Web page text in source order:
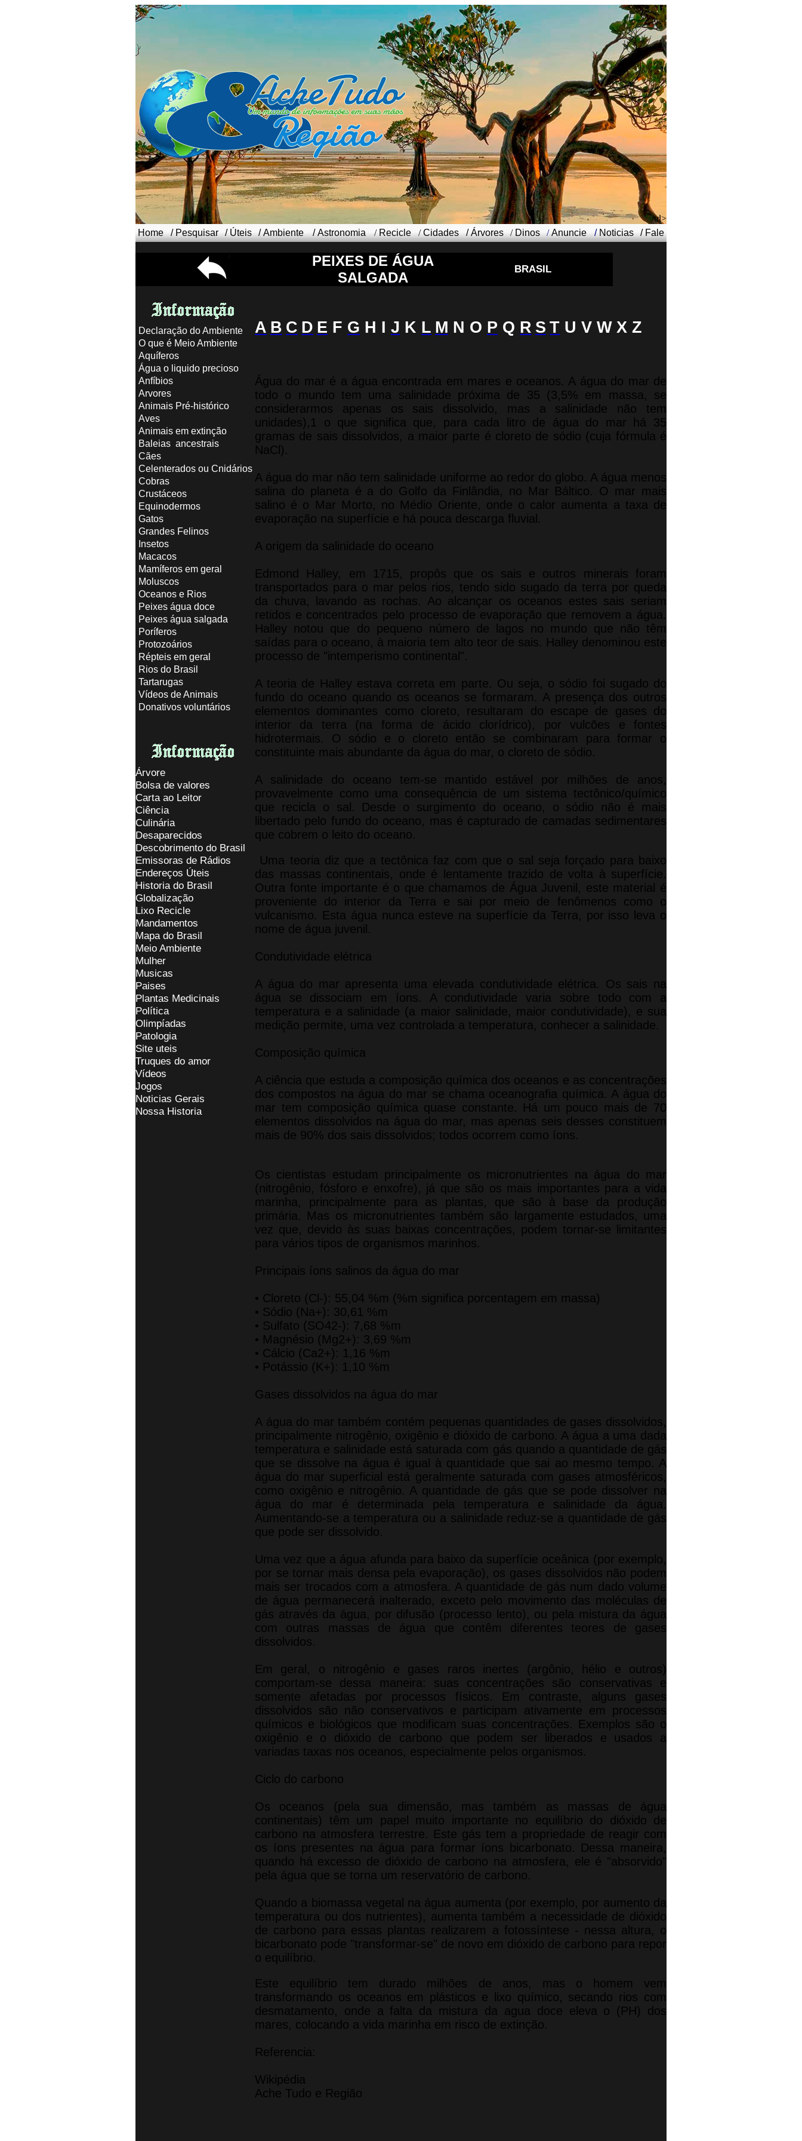
/td>
Home
/ Pesquisar / Úteis /Ambiente /Astronomia / Recicle /Cidades /Árvores / Dinos /Anuncie / Noticias / Fale
PEIXES DE ÁGUA
SALGADA
BRASIL
Declaração do Ambiente
O que é Meio Ambiente
Aquíferos
Água o liquido precioso
Anfíbios
Arvores
Animais Pré-histórico
Aves
Animais em extinção
Baleias ancestrais
Cães
Celenterados ou Cnidários
Cobras
Crustáceos
Equinodermos
Gatos
Grandes Felinos
Insetos
Macacos
Mamíferos em geral
Moluscos
Oceanos e Rios
Peixes água doce
Peixes água salgada
Poríferos
Protozoários
Répteis em geral
Rios do Brasil
Tartarugas
Vídeos de Animais
Donativos voluntários
Árvore
Bolsa de valores
Carta ao Leitor
Ciência
Culinária
Desaparecidos
Descobrimento do Brasil
Emissoras de Rádios
Endereços Úteis
Historia do Brasil
Globalização
Lixo Recicle
Mandamentos
Mapa do Brasil
Meio Ambiente
Mulher
Musicas
Paises
Plantas Medicinais
Política
Olimpíadas
Patologia
Site uteis
Truques do amor
Vídeos
Jogos
Noticias Gerais
Nossa Historia
A B C D E F G H I J K L M N O P Q R S T U V W X Z
Água do mar é a água encontrada em mares e oceanos. A água do mar de
todo o mundo tem uma salinidade próxima de 35 (3,5% em massa, se
considerarmos apenas os sais dissolvido, mas a salinidade não tem
unidades),1 o que significa que, para cada litro de água do mar há 35
gramas de sais dissolvidos, a maior parte é cloreto de sódio (cuja fórmula é
NaCl).
A água do mar não tem salinidade uniforme ao redor do globo. A água menos
salina do planeta é a do Golfo da Finlândia, no Mar Báltico. O mar mais
salino é o Mar Morto, no Médio Oriente, onde o calor aumenta a taxa de
evaporação na superfície e há pouca descarga fluvial.
A origem da salinidade do oceano
Edmond Halley, em 1715, propôs que os sais e outros minerais foram
transportados para o mar pelos rios, tendo sido sugado da terra por queda
da chuva, lavando as rochas. Ao alcançar os oceanos estes sais seriam
retidos e concentrados pelo processo de evaporação que removem a água.
Halley notou que do pequeno número de lagos no mundo que não têm
saídas para o oceano, à maioria tem alto teor de sais. Halley denominou este
processo de "intemperismo continental".
A teoria de Halley estava correta em parte. Ou seja, o sódio foi sugado do
fundo do oceano quando os oceanos se formaram. A presença dos outros
elementos dominantes como cloreto, resultaram do escape de gases do
interior da terra (na forma de ácido clorídrico), por vulcões e fontes
hidrotermais. O sódio e o cloreto então se combinaram para formar o
constituinte mais abundante da água do mar, o cloreto de sódio.
A salinidade do oceano tem-se mantido estável por milhões de anos,
provavelmente como uma consequência de um sistema tectônico/químico
que recicla o sal. Desde o surgimento do oceano, o sódio não é mais
libertado pelo fundo do oceano, mas é capturado de camadas sedimentares
que cobrem o leito do oceano.
Uma teoria diz que a tectônica faz com que o sal seja forçado para baixo
das massas continentais, onde é lentamente trazido de volta à superfície.
Outra fonte importante é o que chamamos de Água Juvenil, este material é
proveniente do interior da Terra e sai por meio de fenômenos como o
vulcanismo. Esta água nunca esteve na superfície da Terra, por isso leva o
nome de água juvenil.
Condutividade elétrica
A água do mar apresenta uma elevada condutividade elétrica. Os sais na
água se dissociam em íons. A condutividade varia sobre todo com a
temperatura e a salinidade (a maior salinidade, maior condutividade), e sua
medição permite, uma vez controlada a temperatura, conhecer a salinidade.
Composição química
A ciência que estuda a composição química dos oceanos e as concentrações
dos compostos na água do mar se chama oceanografia química. A água do
mar tem composição química quase constante. Há um pouco mais de 70
elementos dissolvidos na água do mar, mas apenas seis desses constituem
mais de 90% dos sais dissolvidos; todos ocorrem como íons.
Os cientistas estudam principalmente os micronutrientes na água do mar
(nitrogênio, fósforo e enxofre), já que são os mais importantes para a vida
marinha, principalmente para as plantas, que são à base da produção
primária. Mas os micronutrientes também são largamente estudados, uma
vez que, devido às suas baixas concentrações, podem tornar-se limitantes
para vários tipos de organismos marinhos.
Principais íons salinos da água do mar
• Cloreto (Cl-): 55,04 %m (%m significa porcentagem em massa)
• Sódio (Na+): 30,61 %m
• Sulfato (SO42-): 7,68 %m
• Magnésio (Mg2+): 3,69 %m
• Cálcio (Ca2+): 1,16 %m
• Potássio (K+): 1,10 %m
Gases dissolvidos na água do mar
A água do mar também contém pequenas quantidades de gases dissolvidos,
principalmente nitrogênio, oxigênio e dióxido de carbono. A água a uma dada
temperatura e salinidade está saturada com gás quando a quantidade de gás
que se dissolve na água é igual à quantidade que sai ao mesmo tempo. A
água do mar superficial está geralmente saturada com gases atmosféricos,
como oxigênio e nitrogênio. A quantidade de gás que se pode dissolver na
água do mar é determinada pela temperatura e salinidade da água.
Aumentando-se a temperatura ou a salinidade reduz-se a quantidade de gás
que pode ser dissolvido.
Uma vez que a água afunda para baixo da superfície oceânica (por exemplo,
por se tornar mais densa pela evaporação), os gases dissolvidos não podem
mais ser trocados com a atmosfera. A quantidade de gás num dado volume
de água permanecerá inalterado, exceto pelo movimento das moléculas de
gás através da água, por difusão (processo lento), ou pela mistura da água
com outras massas de água que contêm diferentes teores de gases
dissolvidos.
Em geral, o nitrogênio e gases raros inertes (argônio, hélio e outros)
comportam-se dessa maneira: suas concentrações são conservativas e
somente afetadas por processos físicos. Em contraste, alguns gases
dissolvidos são não conservativos e participam ativamente em processos
químicos e biológicos que modificam suas concentrações. Exemplos são o
oxigênio e o dióxido de carbono que podem ser liberados e usados a
variadas taxas nos oceanos, especialmente pelos organismos.
Ciclo do carbono
Os oceanos (pela sua dimensão, mas também as massas de água
continentais) têm um papel muito importante no equilíbrio do dióxido de
carbono na atmosfera terrestre. Este gás tem a propriedade de reagir com
os íons presentes na água para formar íons bicarbonato. Dessa maneira,
quando há excesso de dióxido de carbono na atmosfera, ele é "absorvido"
pela água que se torna um reservatório de carbono.
Quando a biomassa vegetal na água aumenta (por exemplo, por aumento da
temperatura ou dos nutrientes), aumenta também a necessidade de dióxido
de carbono para essas plantas realizarem a fotossíntese - nessa altura, o
bicarbonato pode "transformar-se" de novo em dióxido de carbono para repor
o equilíbrio.
Este equilíbrio tem durado milhões de anos, mas o homem vem
transformando os oceanos em plásticos e lixo químico, secando rios com
desmatamento, onde a falta da mistura da agua doce eleva o (PH) dos
mares, colocando a vida marinha em risco de extinção.
Referencia:
Wikipédia
Ache Tudo e Região